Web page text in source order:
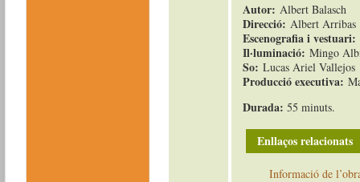
Autor: Albert Balasch
Direcció: Albert Arribas
Escenografia i vestuari:
Il·luminació: Mingo
So: Lucas Ariel Vallejos
Producció executiva:
Durada: 55 minuts.
Enllaços relacionats
Informació de